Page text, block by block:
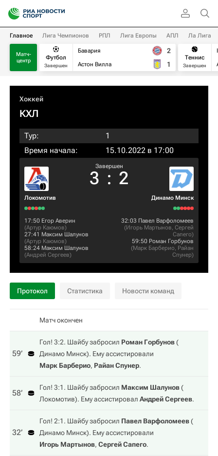
Главное Лига Чемпионов РПЛ Лига Европы АПЛ Ла Лига
Матч-
центр
Футбол
Завершен
Бавария
Астон Вилла
2
1
Теннис
Завершен
Хоккей
КХЛ
Тур:
1
Время начала:
15.10.2022 в 17:00
Локомотив
Завершен
3 : 2
Динамо Минск
17:50 Егор Аверин
(Артур Каюмов)
27:41 Максим Шалунов
(Артур Каюмов)
58:24 Максим Шалунов
(Андрей Сергеев)
32:03 Павел Варфоломеев
(Игорь Мартынов, Сергей
Сапего)
59:50 Роман Горбунов
(Марк Барберио, Райан
Спунер)
Протокол Статистика Новости команд
Матч окончен
59‎’‎
Гол! 3:2. Шайбу забросил Роман Горбунов(
Динамо Минск). Ему ассистировали
Марк Барберио, Райан Спунер.
58‎’‎
Гол! 3:1. Шайбу забросил Максим Шалунов(
Локомотив). Ему ассистировал Андрей Сергеев.
32‎’‎
Гол! 2:1. Шайбу забросил Павел Варфоломеев(
Динамо Минск). Ему ассистировали
Игорь Мартынов, Сергей Сапего.